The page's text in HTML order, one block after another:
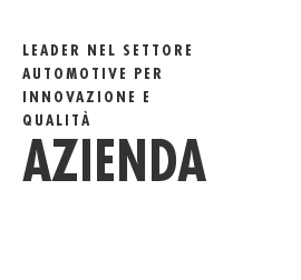
LEADER NEL SETTORE
AUTOMOTIVE PER
INNOVAZIONE E
QUALITÀ
AZIENDA